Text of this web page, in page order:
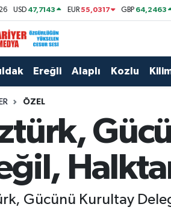
USD 47,7143 EUR55,0317 GBP 64,2463
Ereğli Alaplı Kozlu
ÖZEL
Gücünü Kurultay
Eczaneler
Durumu
Vakitleri
Yoğunluk Haritası
Fikstür